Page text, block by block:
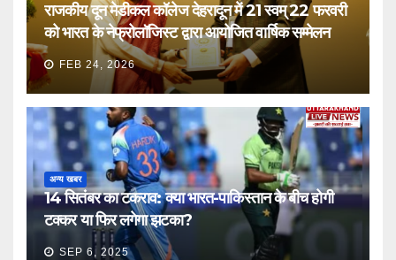
राजकीय दून मेडीकल कॉलेज देहरादून में 21 स्वम् 22 फरवरी
को भारत के नेफ्रोलॉजिस्ट द्वारा आयोजित वार्षिक सम्मेलन
FEB 24, 2026
अन्य खबर
14 सितंबर का टकराव: क्या भारत-पाकिस्तान के बीच होगी
टक्कर या फिर लगेगा झटका?
SEP 6, 2025